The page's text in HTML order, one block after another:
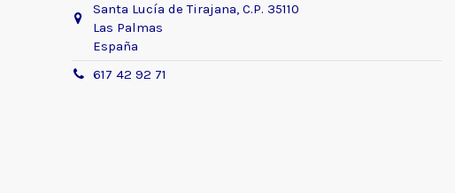
Santa Lucía de Tirajana, C.P. 35110
Las Palmas
España
617 42 92 71